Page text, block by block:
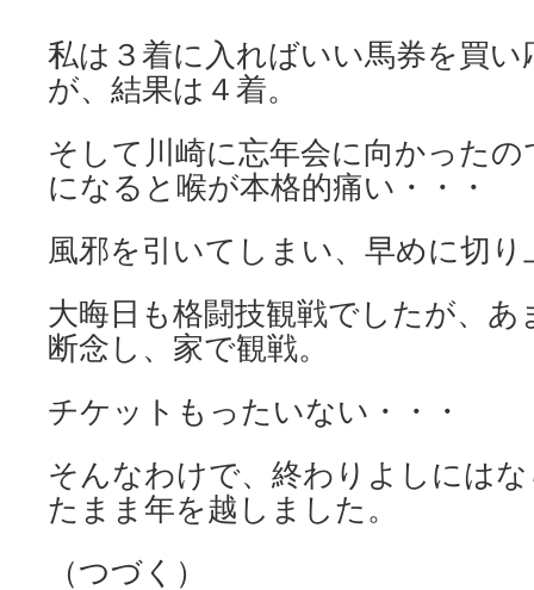
私は３着に入ればいい馬券を買
が、結果は４着。
そして川崎に忘年会に向かった
になると喉が本格的痛い・・・
風邪を引いてしまい、早めに切
大晦日も格闘技観戦でしたが、
断念し、家で観戦。
チケットもったいない・・・
そんなわけで、終わりよしには
たまま年を越しました。
（つづく）